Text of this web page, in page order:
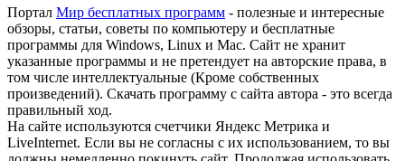
Портал Мир бесплатных программ - полезные и интересные
обзоры, статьи, советы по компьютеру и бесплатные
программы для Windows, Linux и Mac. Сайт не хранит
указанные программы и не претендует на авторские права, в
том числе интеллектуальные (Кроме собственных
произведений). Скачать программу с сайта автора - это всегда
правильный ход.
На сайте используются счетчики Яндекс Метрика и
LiveInternet. Если вы не согласны с их использованием, то вы